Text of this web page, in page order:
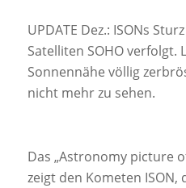
UPDATE Dez.: ISONs
Satelliten SOHO verfolgt.
Sonnennähe völlig
nicht mehr zu sehen.
Das „Astronomy picture
zeigt den Kometen ISON,